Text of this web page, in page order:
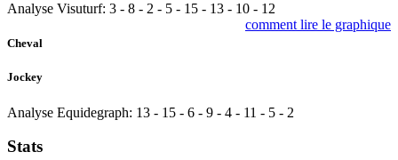
Analyse Visuturf: 3 - 8 - 2 - 5 - 15 - 13 - 10 - 12
comment lire le graphique
Cheval
Jockey
Analyse Equidegraph: 13 - 15 - 6 - 9 - 4 - 11 - 5 - 2
Stats